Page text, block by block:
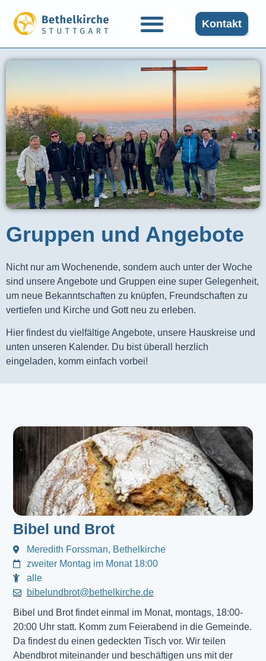
Kontakt
Gruppen und Angebote​
Nicht nur am Wochenende, sondern auch unter der Woche
sind unsere Angebote und Gruppen eine super Gelegenheit,
um neue Bekanntschaften zu knüpfen, Freundschaften zu
vertiefen und Kirche und Gott neu zu erleben.
Hier findest du vielfältige Angebote, unsere Hauskreise und
unten unseren Kalender. Du bist überall herzlich
eingeladen, komm einfach vorbei!
Bibel und Brot
Meredith Forssman, Bethelkirche
zweiter Montag im Monat 18:00
alle
bibelundbrot@bethelkirche.de
Bibel und Brot findet einmal im Monat, montags, 18:00-
20:00 Uhr statt. Komm zum Feierabend in die Gemeinde.
Da findest du einen gedeckten Tisch vor. Wir teilen
Abendbrot miteinander und beschäftigen uns mit der